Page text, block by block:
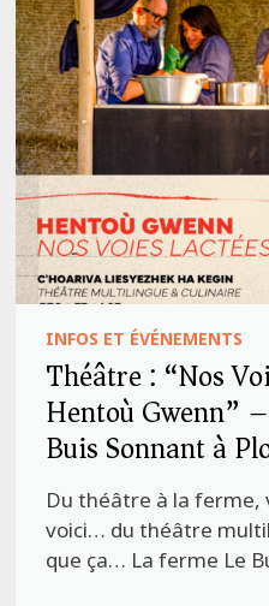
INFOS ET ÉVÉNEMENTS
Théâtre : “Nos
Hentoù Gwenn”
Buis Sonnant à
Du théâtre à la ferme,
voici… du théâtre
que ça… La ferme Le